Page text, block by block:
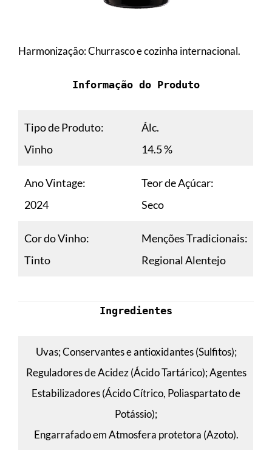
Harmonização: Churrasco e cozinha internacional.
Informação do Produto
Tipo de Produto:
Vinho
Álc.
14.5 %
Ano Vintage:
2024
Teor de Açúcar:
Seco
Cor do Vinho:
Tinto
Menções Tradicionais:
Regional Alentejo
Ingredientes
Uvas; Conservantes e antioxidantes (Sulfitos);
Reguladores de Acidez (Ácido Tartárico); Agentes
Estabilizadores (Ácido Cítrico, Poliaspartato de
Potássio);
Engarrafado em Atmosfera protetora (Azoto).